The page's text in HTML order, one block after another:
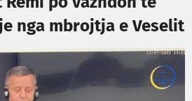
nga mbrojtja e Veselit